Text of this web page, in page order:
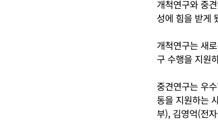
개척연구와 중
성에 힘을 받게
개척연구는 새
구 수행을 지원
중견연구는 우
동을 지원하는
부), 김영억(전